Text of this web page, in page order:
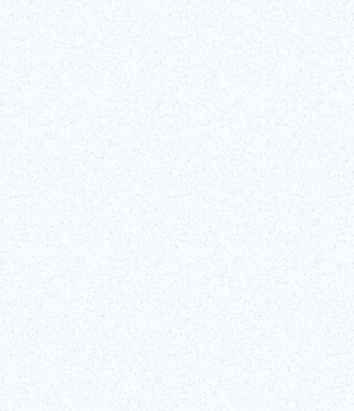
©Edo-Tokyo Museum
Controlla i dettagli completi
Visita il sito web